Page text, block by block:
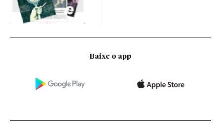
Baixe o app